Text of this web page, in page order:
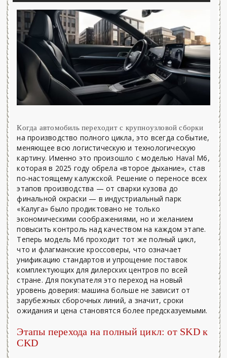
Когда автомобиль переходит с крупноузловой сборки
на производство полного цикла, это всегда событие,
меняющее всю логистическую и технологическую
картину. Именно это произошло с моделью Haval M6,
которая в 2025 году обрела «второе дыхание», став
по-настоящему калужской. Решение о переносе всех
этапов производства — от сварки кузова до
финальной окраски — в индустриальный парк
«Калуга» было продиктовано не только
экономическими соображениями, но и желанием
повысить контроль над качеством на каждом этапе.
Теперь модель M6 проходит тот же полный цикл,
что и флагманские кроссоверы, что означает
унификацию стандартов и упрощение поставок
комплектующих для дилерских центров по всей
стране. Для покупателя это переход на новый
уровень доверия: машина больше не зависит от
зарубежных сборочных линий, а значит, сроки
ожидания и цена становятся более предсказуемыми.
Этапы перехода на полный цикл: от SKD к
CKD